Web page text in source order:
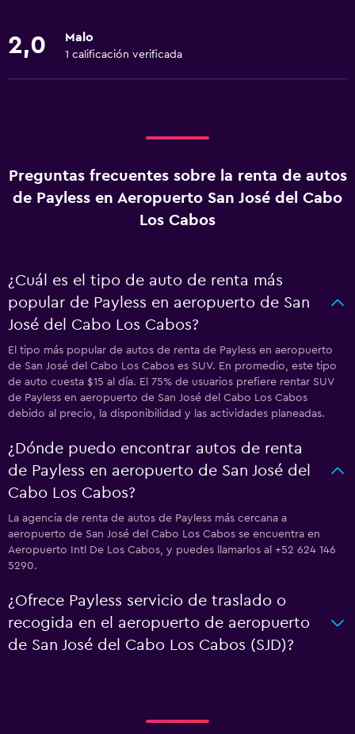
2,0 Malo
1 calificación verificada
Preguntas frecuentes sobre la renta de autos
de Payless en Aeropuerto San José del Cabo
Los Cabos
¿Cuál es el tipo de auto de renta más
popular de Payless en aeropuerto de San
José del Cabo Los Cabos?
El tipo más popular de autos de renta de Payless en aeropuerto
de San José del Cabo Los Cabos es SUV. En promedio, este tipo
de auto cuesta $15 al día. El 75% de usuarios prefiere rentar SUV
de Payless en aeropuerto de San José del Cabo Los Cabos
debido al precio, la disponibilidad y las actividades planeadas.
¿Dónde puedo encontrar autos de renta
de Payless en aeropuerto de San José del
Cabo Los Cabos?
La agencia de renta de autos de Payless más cercana a
aeropuerto de San José del Cabo Los Cabos se encuentra en
Aeropuerto Intl De Los Cabos, y puedes llamarlos al +52 624 146
5290.
¿Ofrece Payless servicio de traslado o
recogida en el aeropuerto de aeropuerto
de San José del Cabo Los Cabos (SJD)?